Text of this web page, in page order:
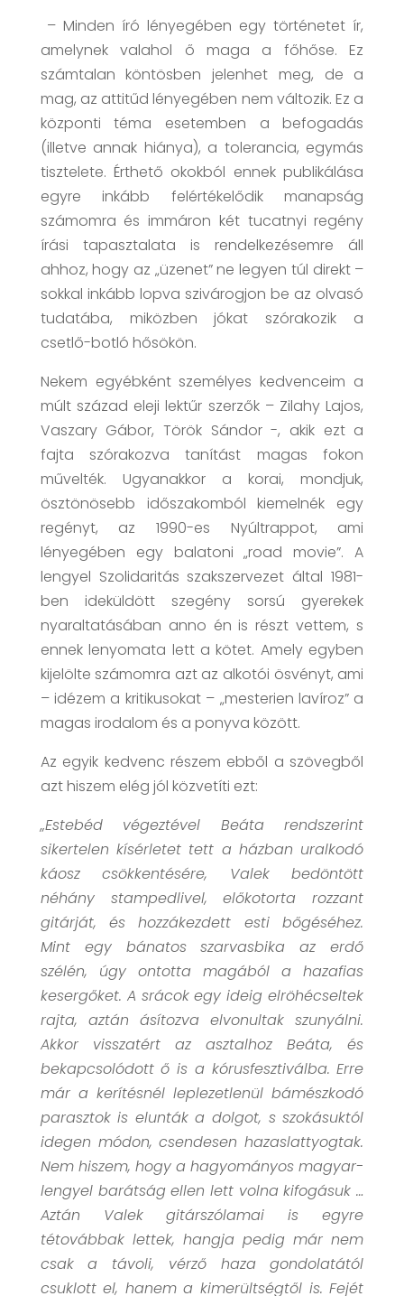
– Minden író lényegében egy történetet ír,
amelynek valahol ő maga a főhőse. Ez
számtalan köntösben jelenhet meg, de a
mag, az attitűd lényegében nem változik. Ez a
központi téma esetemben a befogadás
(illetve annak hiánya), a tolerancia, egymás
tisztelete. Érthető okokból ennek publikálása
egyre inkább felértékelődik manapság
számomra és immáron két tucatnyi regény
írási tapasztalata is rendelkezésemre áll
ahhoz, hogy az „üzenet” ne legyen túl direkt –
sokkal inkább lopva szivárogjon be az olvasó
tudatába, miközben jókat szórakozik a
csetlő-botló hősökön.
Nekem egyébként személyes kedvenceim a
múlt század eleji lektűr szerzők – Zilahy Lajos,
Vaszary Gábor, Török Sándor -, akik ezt a
fajta szórakozva tanítást magas fokon
művelték. Ugyanakkor a korai, mondjuk,
ösztönösebb időszakomból kiemelnék egy
regényt, az 1990-es Nyúltrappot, ami
lényegében egy balatoni „road movie”. A
lengyel Szolidaritás szakszervezet által 1981-
ben ideküldött szegény sorsú gyerekek
nyaraltatásában anno én is részt vettem, s
ennek lenyomata lett a kötet. Amely egyben
kijelölte számomra azt az alkotói ösvényt, ami
– idézem a kritikusokat – „mesterien lavíroz” a
magas irodalom és a ponyva között.
Az egyik kedvenc részem ebből a szövegből
azt hiszem elég jól közvetíti ezt:
„Estebéd végeztével Beáta rendszerint
sikertelen kísérletet tett a házban uralkodó
káosz csökkentésére, Valek bedöntött
néhány stampedlivel, előkotorta rozzant
gitárját, és hozzákezdett esti bőgéséhez.
Mint egy bánatos szarvasbika az erdő
szélén, úgy ontotta magából a hazafias
kesergőket. A srácok egy ideig elröhécseltek
rajta, aztán ásítozva elvonultak szunyálni.
Akkor visszatért az asztalhoz Beáta, és
bekapcsolódott ő is a kórusfesztiválba. Erre
már a kerítésnél leplezetlenül bámészkodó
parasztok is elunták a dolgot, s szokásuktól
idegen módon, csendesen hazaslattyogtak.
Nem hiszem, hogy a hagyományos magyar-
lengyel barátság ellen lett volna kifogásuk …
Aztán Valek gitárszólamai is egyre
tétovábbak lettek, hangja pedig már nem
csak a távoli, vérző haza gondolatától
csuklott el, hanem a kimerültségtől is. Fejét